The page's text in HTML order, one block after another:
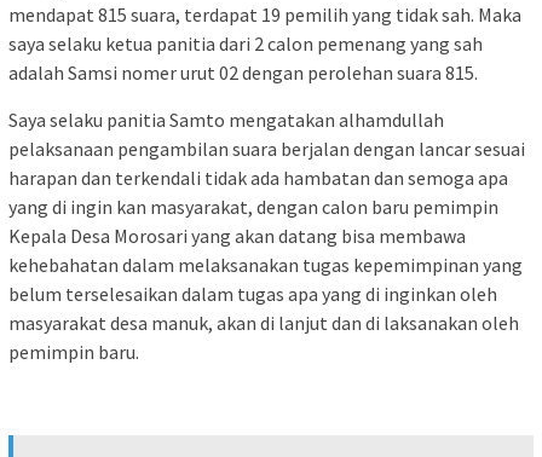
mendapat 815 suara, terdapat 19 pemilih yang tidak sah. Maka
saya selaku ketua panitia dari 2 calon pemenang yang sah
adalah Samsi nomer urut 02 dengan perolehan suara 815.
Saya selaku panitia Samto mengatakan alhamdullah
pelaksanaan pengambilan suara berjalan dengan lancar sesuai
harapan dan terkendali tidak ada hambatan dan semoga apa
yang di ingin kan masyarakat, dengan calon baru pemimpin
Kepala Desa Morosari yang akan datang bisa membawa
kehebahatan dalam melaksanakan tugas kepemimpinan yang
belum terselesaikan dalam tugas apa yang di inginkan oleh
masyarakat desa manuk, akan di lanjut dan di laksanakan oleh
pemimpin baru.